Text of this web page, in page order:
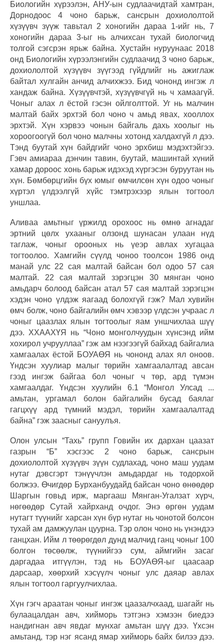
Биологийн хүрээлэн, АНУ-ын судлаачидтай хамтран,
Дорнодоос 4 чоно барьж, сансрын дохиололтой
хүзүүвч зүүж тавьтал 2 хоногийн дараа 1-ийг нь, 7
хоногийн дараа 3-ыг нь алчихсан тухай биологчид
толгой сэгсрэн ярьж байна. Хустайн нуруунаас 2018
онд Биологийн хүрээлэнгийн судлаачид 3 чоно барьж,
дохиололтой хүзүүвч зүүгээд гүйдлийг нь ажиглаж
байтал хулгайн анчид алчихжээ. Бид чононд ингэж л
хандаж байна. Хүзүүвчтэй, хүзүүвчгүй нь ч хамаагүй.
Чоныг алах л ёстой гэсэн ойлголттой. Уг нь малчин
малтай байх эрхтэй бол чоно ч амьд явах, хооллох
эрхтэй. Хүн хэрвээ чонын байгаль дахь хоолыг нь
хороогоогүй бол чоно малчны хотонд халдахгүй л дээ.
Тэнд буутай хүн байдгийг чоно эрхбиш мэдэхтэйгээ.
Гэвч амиараа дэнчин тавин, буутай, машинтай хүний
хамар дороос хонь барьж идэхэд хүргэсэн буруутан нь
хүн. Бөмбөрцгийн бүх юмыг өмчилсөн хүн одоо чоныг
хүртэл үлдээлгүй хүйс тэмтрэхээр ялын тогтоол
уншлаа.
Аливаа амьтныг үржилд орохоос нь өмнө агнадаг
эртний цөлх ухааныг олзонд шунасан улаан нүд
таглаж, чоныг орооных нь үеэр авлах хугацаа
тогтоолоо. Хамгийн сүүлд чоноо тоолсон 1986 онд
манай улс 22 сая малтай байсан бол одоо 57 сая
малтай. 22 сая малтай зэрэгцэн 30 мянган чоно
амьдарч болоод байсан атал 57 сая малтай зэрэгцэн
хэдэн чоно үлдэж яагаад болохгүй гэж? Мал хувийн
өмч болж, чоно байгалийн өмч хэвээр үлдсэн учраас л
чоныг цаазлах ялын тогтоолыг яам уншчихлаа шүү
дээ. ХХААХҮЯ нь “Чоно монголчуудын хүнсэнд ийм
хохирол учрууллаа” гэж ам нээгээгүй байхад байгалиа
хамгаалах ёстой БОУАӨЯ нь чононд алах ял оноов.
Үндсэн хуулиар малыг төрийн хамгаалалтад авсан
гээд ингэж байгаа бол чоныг ч төр, ард түмэн
хамгаалдаг. Үндсэн хуулийн 6.1 “Монгол Улсад ...
амьтан, ургамал болон байгалийн бусад баялаг
гагцхүү ард түмний мэдэл, төрийн хамгаалалтад
байна” гэж заасныг сануулъя.
Олон улсын “Тахь” групп Говийн их дархан цаазат
газрын “Б” хэсгээс 2 чоно барьж, сансрын
дохиололтой хүзүүвч зүүн судлахад, чоно маш уудам
нутаг дэвсгэрт тэнүүчлэн амьдардаг нь тодорхой
болжээ. Өчигдөр Бурханбуудайд байсан чоно өнөөдөр
Шаргын говьд ирж, маргааш Мянган-Угалзат хүрч,
нөгөөдөр Сутай хайрханд очдог. Энэ өргөн уудам
нутагт түүнийг харсан хүн бүр нутаг нь чонотой болсон
тухай ам дамжуулан цуурна. Тэр олон чоно нь үнэндээ
ганцхан. Ийм л төөрөгдөл дунд малчид ганц чоныг 100
болгон төсөөлж, түүнийгээ сум, аймгийн засаг
даргадаа итгүүлэн, тэд нь БОУАӨЯ-ыг цаасаар
дарсаар, хөөрхий хэсүүлч чоныг улс даяар авлах
ялын тогтоол гаргуулчихлаа.
Хүн гэгч араатан чоныг ингэж цаазалчхаад, шагайг нь
булаацалдан авч, хийморь тэтгэнэ хэмээн биедээ
нандигнан авч явдаг мунхаг амьтан шүү дээ. Үхсэн
амьтанд, тэр нэг ясанд ямар хийморь байх билээ дээ.